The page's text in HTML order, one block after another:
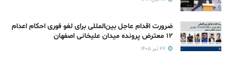
ضرورت اقدام عاجل بین‌المللی برای لغو فوری احکام اعدام
۱۲ معترض پرونده میدان علیخانی اصفهان